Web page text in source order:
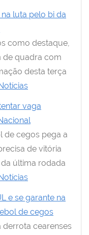
luta pelo bi da
como destaque,
de quadra com
desta terça
vaga
de cegos pega a
de vitória
última rodada
e se garante na
de cegos
derrota cearenses